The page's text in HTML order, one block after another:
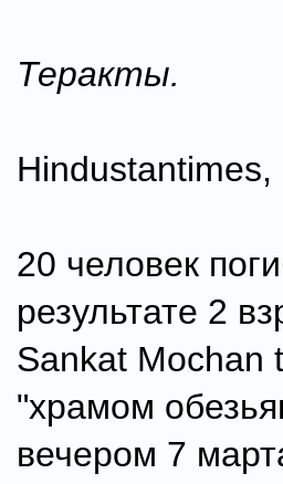
Теракты.
Hindustantimes,
20 человек
результате 2
Sankat Mochan
"храмом
вечером 7